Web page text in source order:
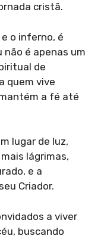
cristã.
o inferno, é
é apenas um
de
quem vive
a fé até
lugar de luz,
lágrimas,
e a
Criador.
a viver
buscando